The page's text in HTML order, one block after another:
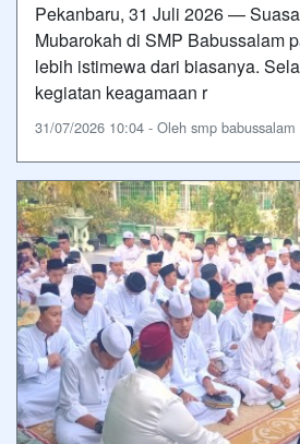
Pekanbaru, 31 Juli 2026 —
Mubarokah di SMP Babussalam
lebih istimewa dari biasanya.
kegiatan keagamaan r
31/07/2026 10:04 - Oleh smp